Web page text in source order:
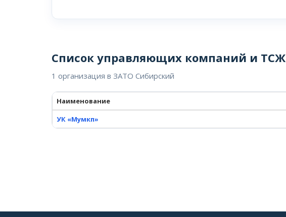
Список управляющих компаний и ТСЖ
1 организация в ЗАТО Сибирский
Наименование
УК «Мумкп»